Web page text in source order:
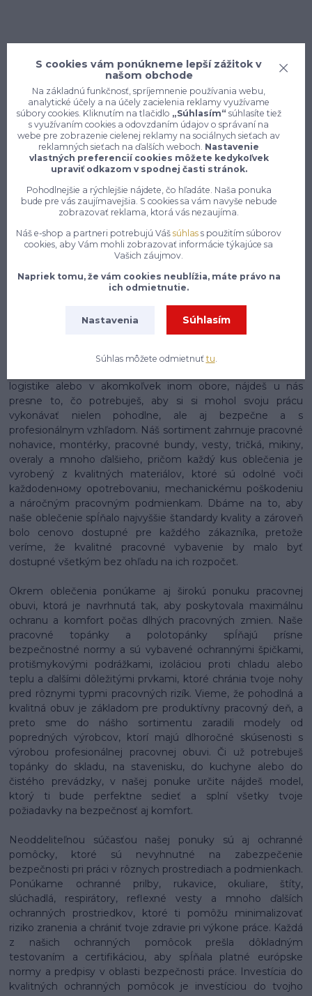
Konečne e-shop, kde nemusíte
vyberať medzi kvalitou a cenou,
pracovné aj voľnočasové oblečenie
pre mužov a ženy na jednom mieste,
7 z 10 zákazníkov si objedná znovu do 30 dní —
zistite, čo je na našich pracovných odevoch a
obuvi tak návykového
Na našom e-shope enytex.sk sa môžeš tešiť na skutočne
rozsiahly a starostlivo zostavený sortiment pracovného
najrôznejšími odvetviami a profesiami. Či už pracuješ v
logistike alebo v akomkoľvek inom obore, nájdeš u nás
presne to, čo potrebuješ, aby si si mohol svoju prácu
vykonávať nielen pohodlne, ale aj bezpečne a s
profesionálnym vzhľadom. Náš sortiment zahrnuje pracovné
nohavice, montérky, pracovné bundy, vesty, tričká, mikiny,
overaly a mnoho ďalšieho, pričom každý kus oblečenia je
vyrobený z kvalitných materiálov, ktoré sú odolné voči
každodenному opotrebovaniu, mechanickému poškodeniu
a náročným pracovným podmienkam. Dbáme na to, aby
naše oblečenie spĺňalo najvyššie štandardy kvality a zároveň
bolo cenovo dostupné pre každého zákazníka, pretože
veríme, že kvalitné pracovné vybavenie by malo byť
dostupné všetkým bez ohľadu na ich rozpočet.
Okrem oblečenia ponúkame aj širokú ponuku pracovnej
obuvi, ktorá je navrhnutá tak, aby poskytovala maximálnu
ochranu a komfort počas dlhých pracovných zmien. Naše
pracovné topánky a polotopánky spĺňajú prísne
bezpečnostné normy a sú vybavené ochrannými špičkami,
protišmykovými podrážkami, izoláciou proti chladu alebo
teplu a ďalšími dôležitými prvkami, ktoré chránia tvoje nohy
pred rôznymi typmi pracovných rizík. Vieme, že pohodlná a
kvalitná obuv je základom pre produktívny pracovný deň, a
preto sme do nášho sortimentu zaradili modely od
popredných výrobcov, ktorí majú dlhoročné skúsenosti s
výrobou profesionálnej pracovnej obuvi. Či už potrebuješ
topánky do skladu, na stavenisku, do kuchyne alebo do
čistého prevádzky, v našej ponuke určite nájdeš model,
ktorý ti bude perfektne sedieť a splní všetky tvoje
požiadavky na bezpečnosť aj komfort.
Neoddeliteľnou súčasťou našej ponuky sú aj ochranné
pomôcky, ktoré sú nevyhnutné na zabezpečenie
bezpečnosti pri práci v rôznych prostrediach a podmienkach.
Ponúkame ochranné prilby, rukavice, okuliare, štíty,
slúchadlá, respirátory, reflexné vesty a mnoho ďalších
ochranných prostriedkov, ktoré ti pomôžu minimalizovať
riziko zranenia a chrániť tvoje zdravie pri výkone práce. Každá
z našich ochranných pomôcok prešla dôkladným
testovaním a certifikáciou, aby spĺňala platné európske
normy a predpisy v oblasti bezpečnosti práce. Investícia do
kvalitných ochranných pomôcok je investíciou do tvojho
S cookies vám ponúkneme lepší zážitok v
našom obchode
Na základnú funkčnosť, spríjemnenie používania webu,
analytické účely a na účely zacielenia reklamy využívame
súbory cookies. Kliknutím na tlačidlo „Súhlasím“ súhlasíte tiež
s využívaním cookies a odovzdaním údajov o správaní na
webe pre zobrazenie cielenej reklamy na sociálnych sieťach av
reklamných sieťach na ďalších weboch. Nastavenie
vlastných preferencií cookies môžete kedykoľvek
upraviť odkazom v spodnej časti stránok.
Pohodlnejšie a rýchlejšie nájdete, čo hľadáte. Naša ponuka
bude pre vás zaujímavejšia. S cookies sa vám navyše nebude
zobrazovať reklama, ktorá vás nezaujíma.
Náš e-shop a partneri potrebujú Vášsúhlas s použitím súborov
cookies, aby Vám mohli zobrazovať informácie týkajúce sa
Vašich záujmov.
Napriek tomu, že vám cookies neublížia, máte právo na
ich odmietnutie.
Nastavenia Súhlasím
Súhlas môžete odmietnuť tu